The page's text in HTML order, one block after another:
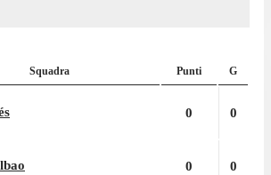
Squadra Punti G
0 0
0 0